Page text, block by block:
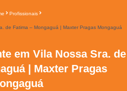
Profissionais
de Fatima – Mongaguá | Maxter Pragas Mongaguá
em Vila Nossa Sra. de
| Maxter Pragas